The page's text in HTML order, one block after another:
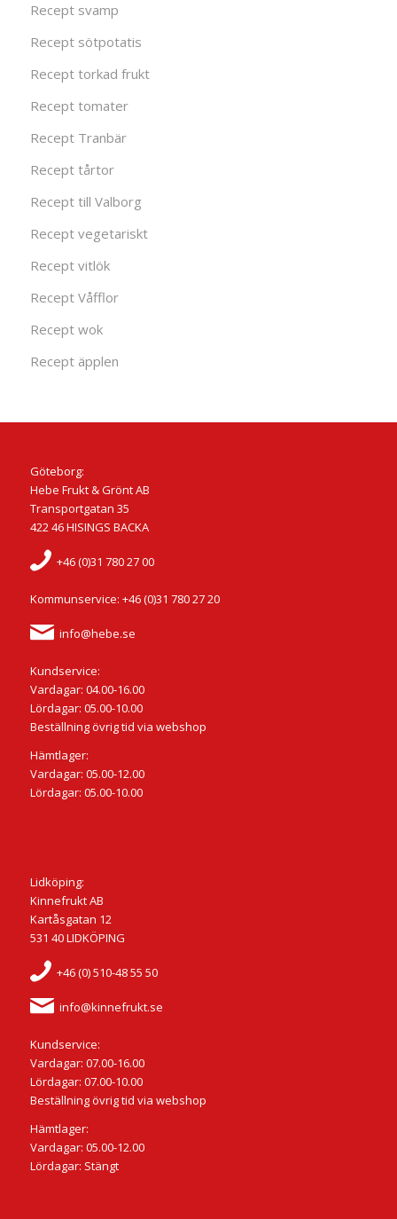
Recept svamp
Recept sötpotatis
Recept torkad frukt
Recept tomater
Recept Tranbär
Recept tårtor
Recept till Valborg
Recept vegetariskt
Recept vitlök
Recept Våfflor
Recept wok
Recept äpplen
Göteborg:
Hebe Frukt & Grönt AB
Transportgatan 35
422 46 HISINGS BACKA
+46 (0)31 780 27 00
Kommunservice: +46 (0)31 780 27 20
info@hebe.se
Kundservice:
Vardagar: 04.00-16.00
Lördagar: 05.00-10.00
Beställning övrig tid via webshop
Hämtlager:
Vardagar: 05.00-12.00
Lördagar: 05.00-10.00
Lidköping:
Kinnefrukt AB
Kartåsgatan 12
531 40 LIDKÖPING
+46 (0) 510-48 55 50
info@kinnefrukt.se
Kundservice:
Vardagar: 07.00-16.00
Lördagar: 07.00-10.00
Beställning övrig tid via webshop
Hämtlager:
Vardagar: 05.00-12.00
Lördagar: Stängt